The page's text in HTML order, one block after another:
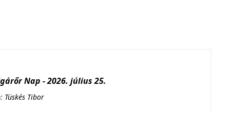
Nap - 2026. július 25.
Tüskés Tibor